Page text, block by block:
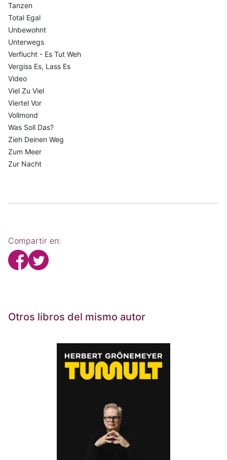
Tanzen
Total Egal
Unbewohnt
Unterwegs
Verflucht - Es Tut Weh
Vergiss Es, Lass Es
Video
Viel Zu Viel
Viertel Vor
Vollmond
Was Soll Das?
Zieh Deinen Weg
Zum Meer
Zur Nacht
Compartir en:
Otros libros del mismo autor